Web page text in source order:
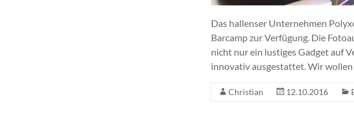
Das hallenser Unternehmen
Barcamp zur Verfügung. Die
nicht nur ein lustiges Gadget auf
innovativ ausgestattet. Wir wollen
Christian 12.10.2016